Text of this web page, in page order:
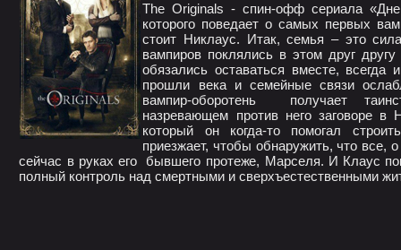
The Originals - спин-офф сериала
которого поведает о самых первых
стоит Никлаус. Итак, семья – это
вампиров поклялись в этом друг
обязались оставаться вместе, всегда
прошли века и семейные связи
вампир-оборотень получает
назревающем против него заговоре в
который он когда-то помогал
приезжает, чтобы обнаружить, что все,
сейчас в руках его бывшего протеже, Марселя. И Клаус
полный контроль над смертными и сверхъестественными